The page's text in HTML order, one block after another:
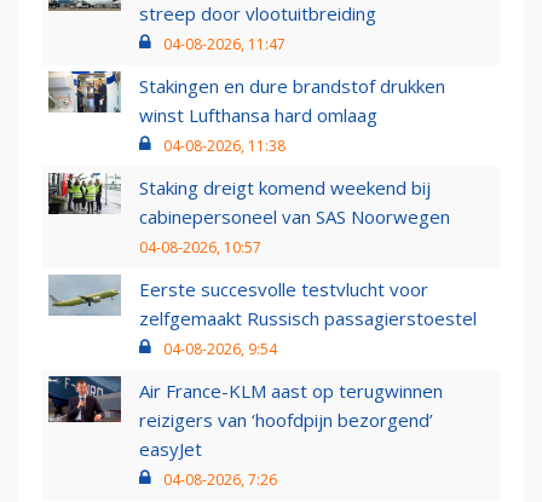
streep door vlootuitbreiding
04-08-2026, 11:47
Stakingen en dure brandstof drukken
winst Lufthansa hard omlaag
04-08-2026, 11:38
Staking dreigt komend weekend bij
cabinepersoneel van SAS Noorwegen
04-08-2026, 10:57
Eerste succesvolle testvlucht voor
zelfgemaakt Russisch passagierstoestel
04-08-2026, 9:54
Air France-KLM aast op terugwinnen
reizigers van ‘hoofdpijn bezorgend’
easyJet
04-08-2026, 7:26